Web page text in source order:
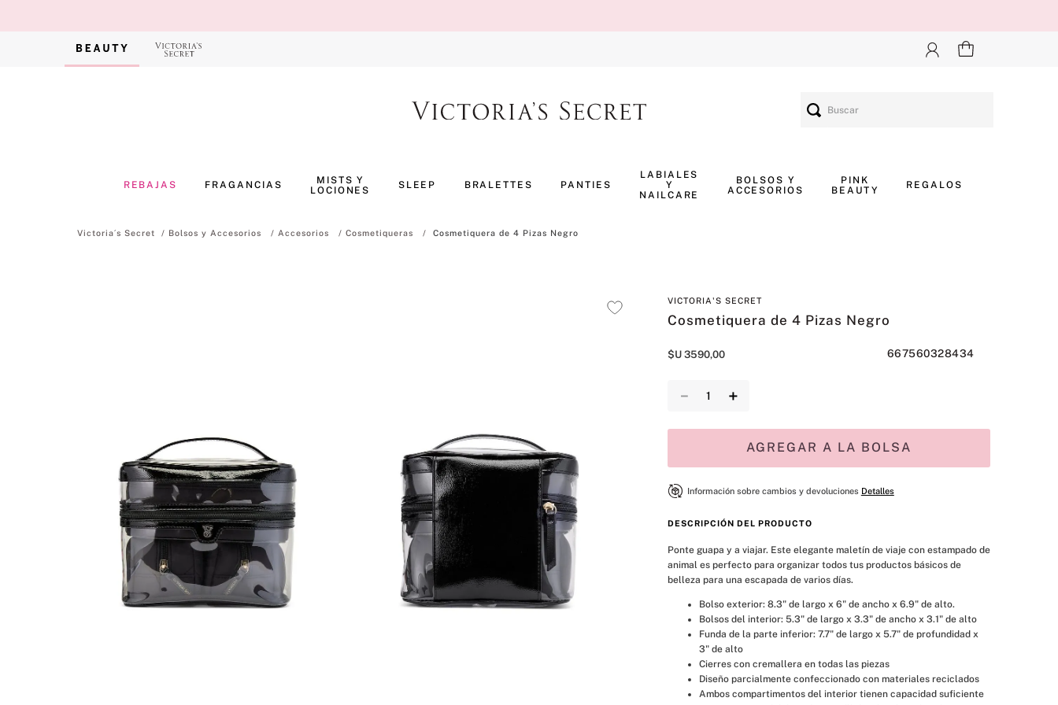
REBAJAS FRAGANCIAS
MISTS Y
LOCIONES
SLEEP BRALETTES PANTIES
LABIALES
Y
NAILCARE
BOLSOS Y
ACCESORIOS
PINK
BEAUTY
REGALOS
Bolsos y Accesorios Accesorios Cosmetiqueras Cosmetiquera de 4 Pizas Negro
VICTORIA'S SECRET
Cosmetiquera de 4 Pizas Negro
$U 3590,00 667560328434
＋
－
AGREGAR A LA BOLSA
Información sobre cambios y devoluciones Detalles
DESCRIPCIÓN DEL PRODUCTO
Ponte guapa y a viajar. Este elegante maletín de viaje con estampado de
animal es perfecto para organizar todos tus productos básicos de
belleza para una escapada de varios días.
Bolso exterior: 8.3" de largo x 6" de ancho x 6.9" de alto.
Bolsos del interior: 5.3" de largo x 3.3" de ancho x 3.1" de alto
Funda de la parte inferior: 7.7" de largo x 5.7" de profundidad x
3" de alto
Cierres con cremallera en todas las piezas
Diseño parcialmente confeccionado con materiales reciclados
Ambos compartimentos del interior tienen capacidad suficiente